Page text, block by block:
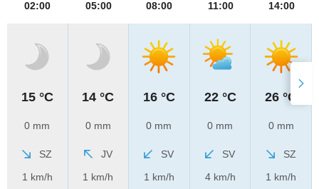
02:00
15 °C
0 mm
SZ
1 km/h
05:00
14 °C
0 mm
JV
1 km/h
08:00
16 °C
0 mm
SV
1 km/h
11:00
22 °C
0 mm
SV
4 km/h
14:00
26 °C
0 mm
SZ
1 km/h